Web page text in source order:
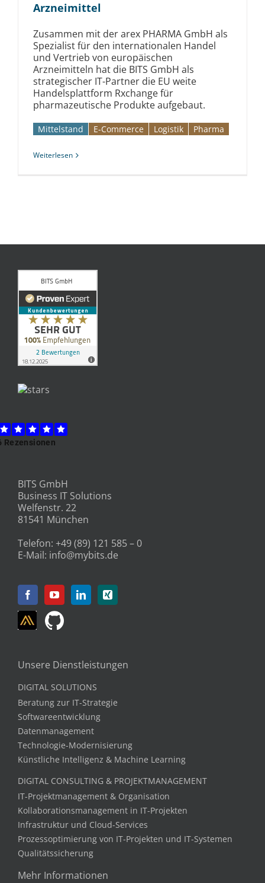
Arzneimittel
Zusammen mit der arex PHARMA GmbH als
Spezialist für den internationalen Handel
und Vertrieb von europäischen
Arzneimitteln hat die BITS GmbH als
strategischer IT-Partner die EU weite
Handelsplattform Rxchange für
pharmazeutische Produkte aufgebaut.
Mittelstand E-Commerce Logistik Pharma
Weiterlesen
BITS GmbH
Business IT Solutions
Welfenstr. 22
81541 München
Telefon: +49 (89) 121 585 – 0
E-Mail: info@mybits.de
Unsere Dienstleistungen
DIGITAL SOLUTIONS
Beratung zur IT-Strategie
Softwareentwicklung
Datenmanagement
Technologie-Modernisierung
Künstliche Intelligenz & Machine Learning
DIGITAL CONSULTING & PROJEKTMANAGEMENT
IT-Projektmanagement & Organisation
Kollaborationsmanagement in IT-Projekten
Infrastruktur und Cloud-Services
Prozessoptimierung von IT-Projekten und IT-Systemen
Qualitätssicherung
Mehr Informationen